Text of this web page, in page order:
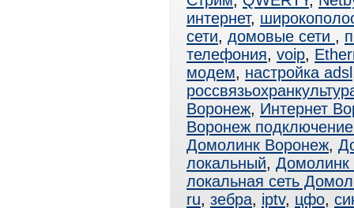
интернет,
сети, домовые сети ,
телефония, voip,
модем, настройка adsl
Воронеж, Интернет
Воронеж
Домолинк Воронеж,
локальный, Домолинк
локальная сеть
ru, зебра, iptv, цфо,